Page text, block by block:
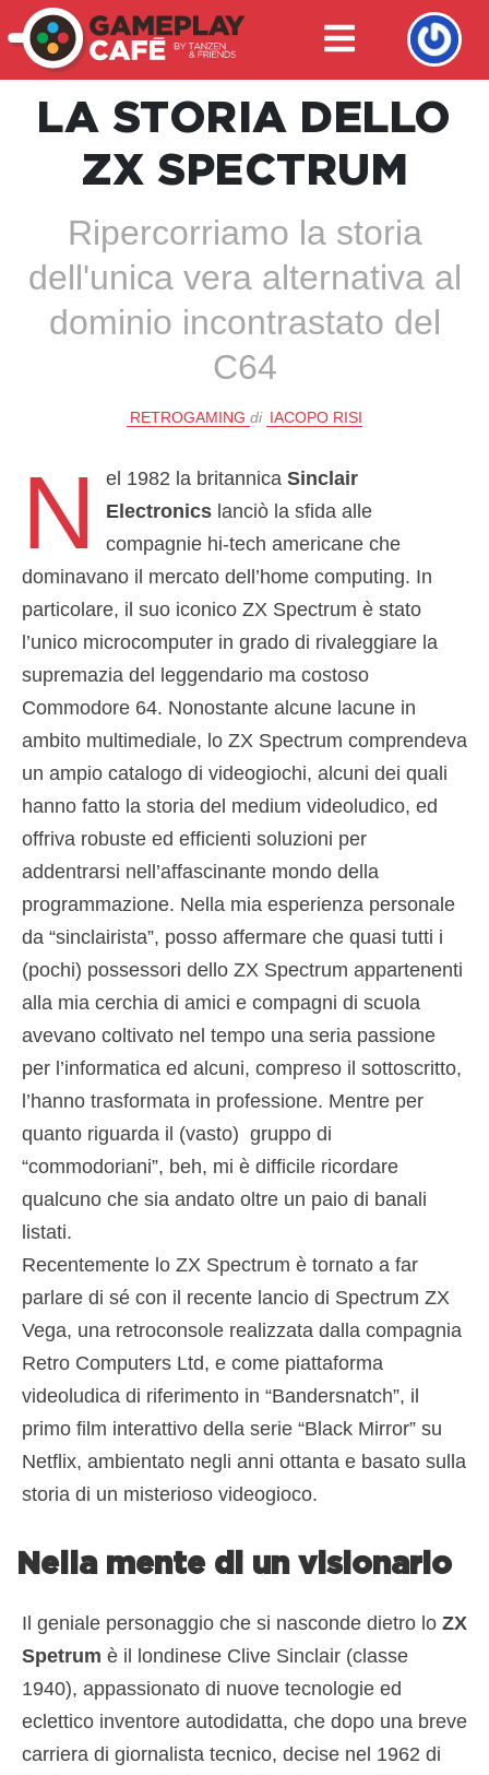
LA STORIA DELLO
ZX SPECTRUM
Ripercorriamo la storia
dell'unica vera alternativa al
dominio incontrastato del
C64
RETROGAMING di IACOPO RISI
N el 1982 la britannicaSinclair
Electronics lanciò la sfida alle
compagnie hi-tech americane che
dominavano il mercato dell’home computing. In
particolare, il suo iconico ZX Spectrum è stato
l’unico microcomputer in grado di rivaleggiare la
supremazia del leggendario ma costoso
Commodore 64. Nonostante alcune lacune in
ambito multimediale, lo ZX Spectrum comprendeva
un ampio catalogo di videogiochi, alcuni dei quali
hanno fatto la storia del medium videoludico, ed
offriva robuste ed efficienti soluzioni per
addentrarsi nell’affascinante mondo della
programmazione. Nella mia esperienza personale
da “sinclairista”, posso affermare che quasi tutti i
(pochi) possessori dello ZX Spectrum appartenenti
alla mia cerchia di amici e compagni di scuola
avevano coltivato nel tempo una seria passione
per l’informatica ed alcuni, compreso il sottoscritto,
l’hanno trasformata in professione. Mentre per
quanto riguarda il (vasto) gruppo di
“commodoriani”, beh, mi è difficile ricordare
qualcuno che sia andato oltre un paio di banali
listati.
Recentemente lo ZX Spectrum è tornato a far
parlare di sé con il recente lancio di Spectrum ZX
Vega, una retroconsole realizzata dalla compagnia
Retro Computers Ltd, e come piattaforma
videoludica di riferimento in “Bandersnatch”, il
primo film interattivo della serie “Black Mirror” su
Netflix, ambientato negli anni ottanta e basato sulla
storia di un misterioso videogioco.
Nella mente di un visionario
Il geniale personaggio che si nasconde dietro lo ZX
Spetrum è il londinese Clive Sinclair (classe
1940), appassionato di nuove tecnologie ed
eclettico inventore autodidatta, che dopo una breve
carriera di giornalista tecnico, decise nel 1962 di